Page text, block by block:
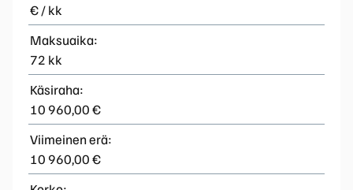
€ / kk
Maksuaika:
72 kk
Käsiraha:
10 960,00 €
Viimeinen erä:
10 960,00 €